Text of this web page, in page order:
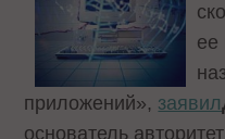
ее
приложений», заявил
основатель